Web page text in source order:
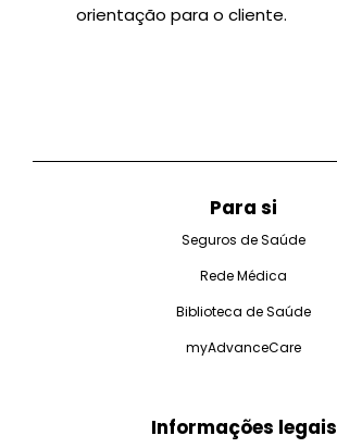
orientação para o cliente.
Para si
Seguros de Saúde
Rede Médica
Biblioteca de Saúde
myAdvanceCare
Informações legais